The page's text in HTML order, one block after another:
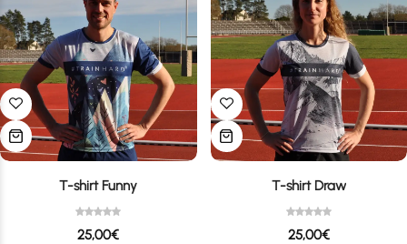
T-shirt Funny
25,00€
T-shirt Draw
25,00€